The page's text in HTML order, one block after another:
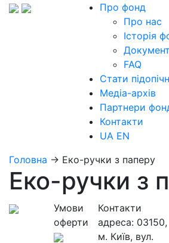
Про фонд
Про нас
Історія
FAQ
Стати
Медіа-архів
Партнери
Контакти
UA EN
Головна → Еко-ручки з паперу
Еко-ручки з
Умови
оферти
Контакти
адреса: 03150,
м. Київ, вул.